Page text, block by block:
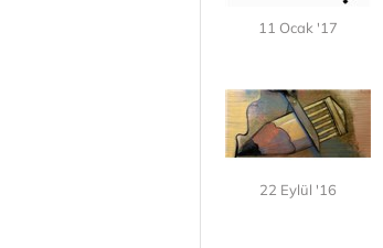
11 Ocak '17
22 Eylül '16